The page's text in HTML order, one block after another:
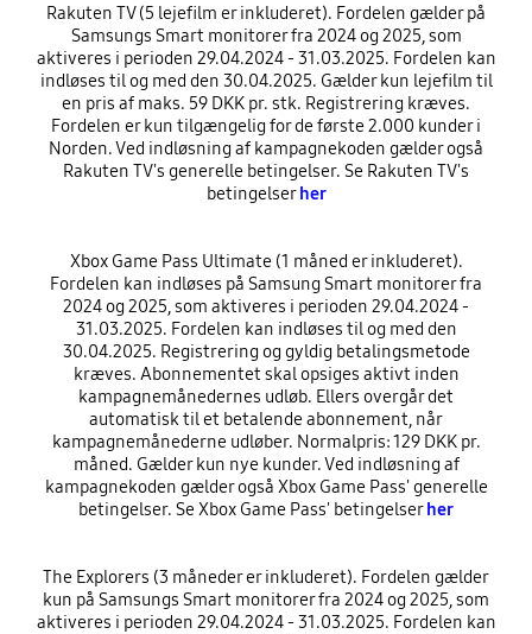
Rakuten TV (5 lejefilm er inkluderet). Fordelen gælder på
Samsungs Smart monitorer fra 2024 og 2025, som
aktiveres i perioden 29.04.2024 - 31.03.2025. Fordelen kan
indløses til og med den 30.04.2025. Gælder kun lejefilm til
en pris af maks. 59 DKK pr. stk. Registrering kræves.
Fordelen er kun tilgængelig for de første 2.000 kunder i
Norden. Ved indløsning af kampagnekoden gælder også
Rakuten TV's generelle betingelser. Se Rakuten TV's
betingelserher
Xbox Game Pass Ultimate (1 måned er inkluderet).
Fordelen kan indløses på Samsung Smart monitorer fra
2024 og 2025, som aktiveres i perioden 29.04.2024 -
31.03.2025. Fordelen kan indløses til og med den
30.04.2025. Registrering og gyldig betalingsmetode
kræves. Abonnementet skal opsiges aktivt inden
kampagnemånedernes udløb. Ellers overgår det
automatisk til et betalende abonnement, når
kampagnemånederne udløber. Normalpris: 129 DKK pr.
måned. Gælder kun nye kunder. Ved indløsning af
kampagnekoden gælder også Xbox Game Pass' generelle
betingelser. Se Xbox Game Pass' betingelserher
The Explorers (3 måneder er inkluderet). Fordelen gælder
kun på Samsungs Smart monitorer fra 2024 og 2025, som
aktiveres i perioden 29.04.2024 - 31.03.2025. Fordelen kan